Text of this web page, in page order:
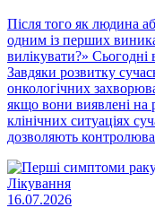
Після того як людина
одним із перших
вилікувати?» Сьогодні
Завдяки розвитку
онкологічних
якщо вони виявлені на
клінічних ситуаціях
дозволяють
Лікування
16.07.2026